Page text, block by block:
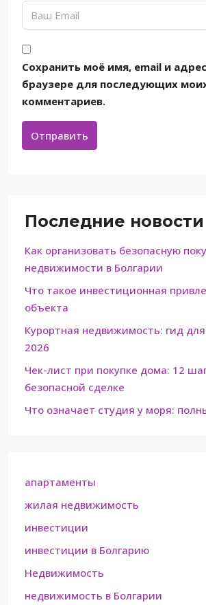
Сохранить моё имя, email и
браузере для последующих
комментариев.
Отправить
Последние новости
Как организовать безопасную
недвижимости в Болгарии
Что такое инвестиционная
объекта
Курортная недвижимость: гид
2026
Чек-лист при покупке дома: 12
безопасной сделке
Что означает студия у моря:
апартаменты
жилая недвижимость
инвестиции
инвестиции в Болгарию
Недвижимость
недвижимость в Болгарии